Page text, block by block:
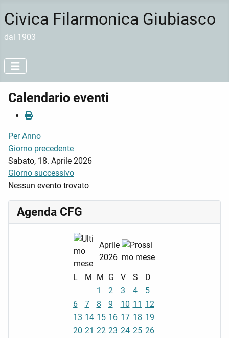
Civica Filarmonica Giubiasco
dal 1903
Calendario eventi
Per Anno
Giorno precedente
Sabato, 18. Aprile 2026
Giorno successivo
Nessun evento trovato
Agenda CFG
Aprile
2026
L M M G V S
D
1
2 3 4
5
6
7 8 9 10 11 12
13 14 15 16 17 18 19
20 21 22 23 24 25 26